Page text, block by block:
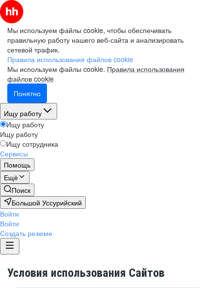
Мы используем файлы cookie, чтобы обеспечивать
правильную работу нашего веб-сайта и анализировать
сетевой трафик.
Правила использования файлов cookie
Мы используем файлы cookie. Правила использования
файлов cookie
Понятно
Ищу работу
Ищу работу
Ищу работу
Ищу сотрудника
Сервисы
Помощь
Ещё
Поиск
Большой Уссурийский
Войти
Войти
Создать резюме
Условия использования Сайтов